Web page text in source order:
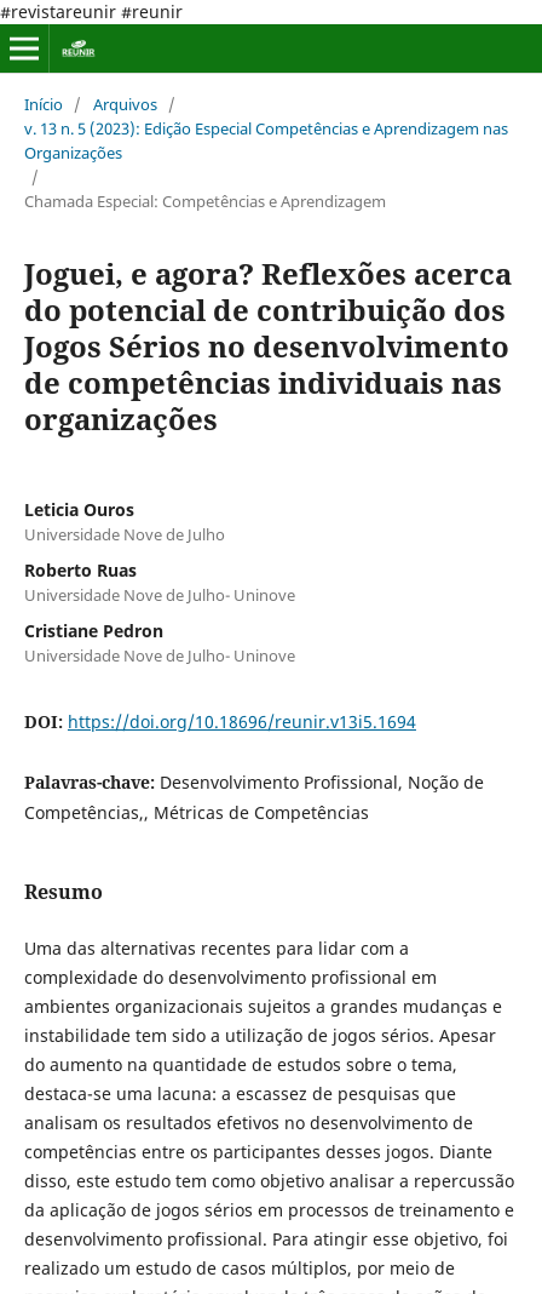
#revistareunir #reunir
Início / Arquivos /
v. 13 n. 5 (2023): Edição Especial Competências e Aprendizagem nas
Organizações
/
Chamada Especial: Competências e Aprendizagem
Joguei, e agora? Reflexões acerca
do potencial de contribuição dos
Jogos Sérios no desenvolvimento
de competências individuais nas
organizações
Leticia Ouros
Universidade Nove de Julho
Roberto Ruas
Universidade Nove de Julho- Uninove
Cristiane Pedron
Universidade Nove de Julho- Uninove
DOI: https://doi.org/10.18696/reunir.v13i5.1694
Palavras-chave: Desenvolvimento Profissional, Noção de
Competências,, Métricas de Competências
Resumo
Uma das alternativas recentes para lidar com a
complexidade do desenvolvimento profissional em
ambientes organizacionais sujeitos a grandes mudanças e
instabilidade tem sido a utilização de jogos sérios. Apesar
do aumento na quantidade de estudos sobre o tema,
destaca-se uma lacuna: a escassez de pesquisas que
analisam os resultados efetivos no desenvolvimento de
competências entre os participantes desses jogos. Diante
disso, este estudo tem como objetivo analisar a repercussão
da aplicação de jogos sérios em processos de treinamento e
desenvolvimento profissional. Para atingir esse objetivo, foi
realizado um estudo de casos múltiplos, por meio de